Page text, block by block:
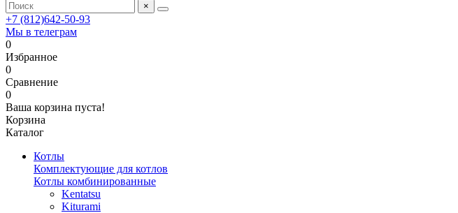
×
+7 (812)642-50-93
Мы в телеграм
0
Избранное
0
Сравнение
0
Ваша корзина пуста!
Корзина
Каталог
Котлы
Комплектующие для котлов
Котлы комбинированные
Kentatsu
Kiturami